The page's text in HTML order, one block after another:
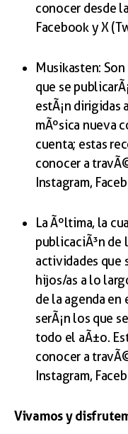
conocer desde
Facebook y X
Musikasten:
que se
estÃ¡n dirigidas
mÃºsica nueva
cuenta; estas
conocer a
Instagram,
La Ãºltima, la
publicaciÃ³n de
actividades que
hijos/as a lo
de la agenda en
serÃ¡n los que
todo el aÃ±o.
conocer a
Instagram,
Vivamos y